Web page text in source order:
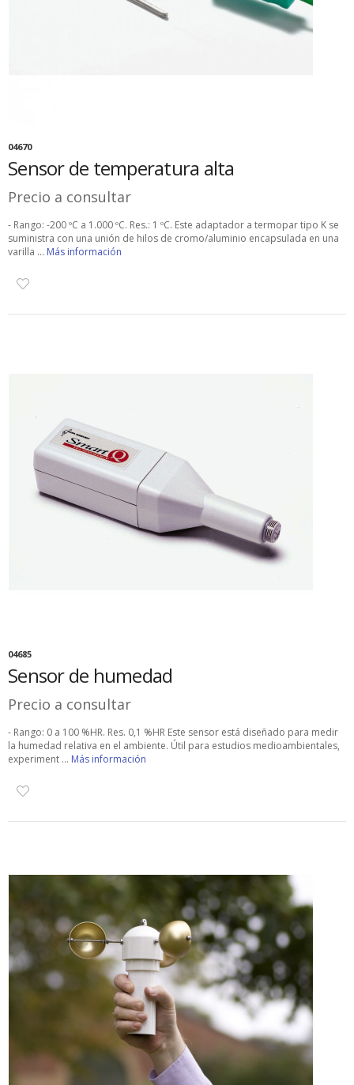
04670
Sensor de temperatura alta
Precio a consultar
- Rango: -200 ºC a 1.000 ºC. Res.: 1 ºC. Este adaptador a termopar tipo K se
suministra con una unión de hilos de cromo/aluminio encapsulada en una
varilla ... Más información
04685
Sensor de humedad
Precio a consultar
- Rango: 0 a 100 %HR. Res. 0,1 %HR Este sensor está diseñado para medir
la humedad relativa en el ambiente. Útil para estudios medioambientales,
experiment ... Más información